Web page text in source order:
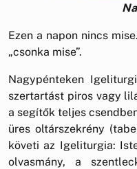
Ezen a napon nincs
„csonka mise”.
Nagypénteken
szertartást piros vagy
a segítők teljes
üres oltárszekrény
követi az Igeliturgia:
olvasmány, a